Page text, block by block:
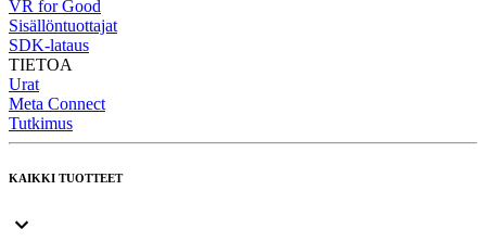
VR for Good
Sisällöntuottajat
SDK-lataus
TIETOA
Urat
Meta Connect
Tutkimus
KAIKKI TUOTTEET